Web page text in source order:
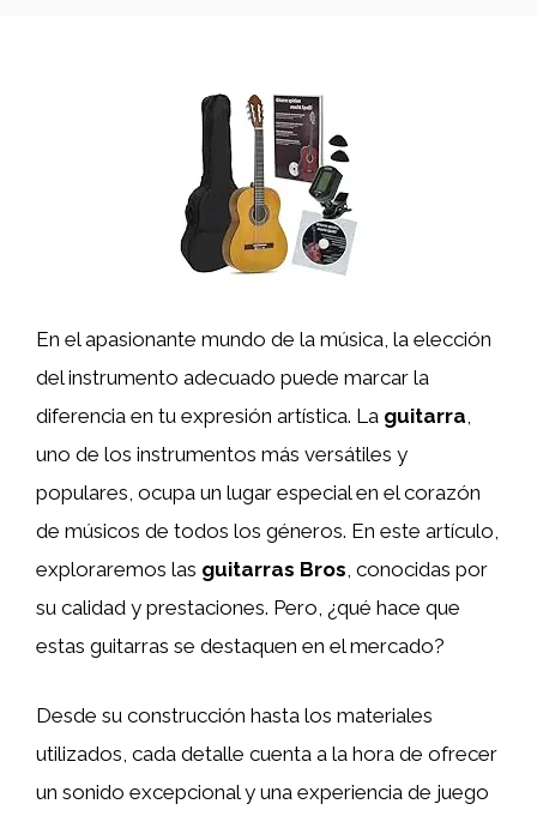
En el apasionante mundo de la música, la elección
del instrumento adecuado puede marcar la
diferencia en tu expresión artística. La guitarra,
uno de los instrumentos más versátiles y
populares, ocupa un lugar especial en el corazón
de músicos de todos los géneros. En este artículo,
exploraremos las guitarras Bros, conocidas por
su calidad y prestaciones. Pero, ¿qué hace que
estas guitarras se destaquen en el mercado?
Desde su construcción hasta los materiales
utilizados, cada detalle cuenta a la hora de ofrecer
un sonido excepcional y una experiencia de juego